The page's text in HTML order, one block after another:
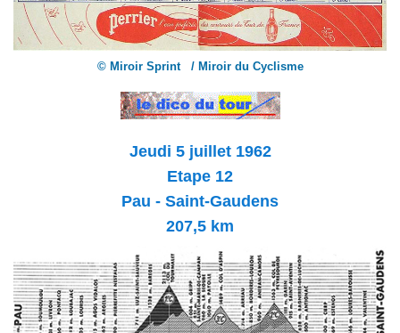
© Miroir Sprint / Miroir du Cyclisme
Jeudi 5 juillet 1962
Etape 12
Pau - Saint-Gaudens
207,5 km